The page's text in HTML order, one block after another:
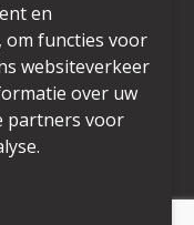
2025
en
om functies voor
websiteverkeer
over uw
partners voor